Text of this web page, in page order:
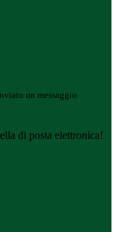
un messaggio
di posta elettronica!